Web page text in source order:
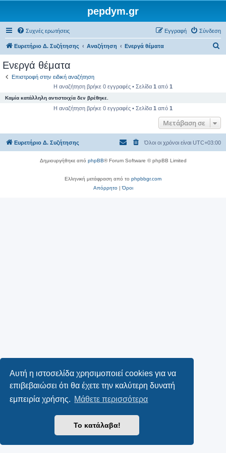
Αυτή η ιστοσελίδα χρησιμοποιεί cookies για να
επιβεβαιώσει ότι θα έχετε την καλύτερη δυνατή
εμπειρία χρήσης. Μάθετε περισσότερα
Το κατάλαβα!
pepdym.gr
Συχνές ερωτήσεις Σύνδεση
Εγγραφή
Ευρετήριο Δ. Συζήτησης Αναζήτηση Ενεργά θέματα
η
η
Ενεργά θέματα
Επιστροφή στην ειδική αναζήτηση
Η αναζήτηση βρήκε 0 εγγραφές • Σελίδα 1 από 1
Καμία κατάλληλη αντιστοιχία δεν βρέθηκε.
Η αναζήτηση βρήκε 0 εγγραφές • Σελίδα 1 από 1
Μετάβαση σε
Ευρετήριο Δ. Συζήτησης Όλοι οι χρόνοι είναι UTC+03:00
Δημιουργήθηκε από phpBB® Forum Software © phpBB Limited
Ελληνική μετάφραση από το phpbbgr.com
Απόρρητο|Όροι